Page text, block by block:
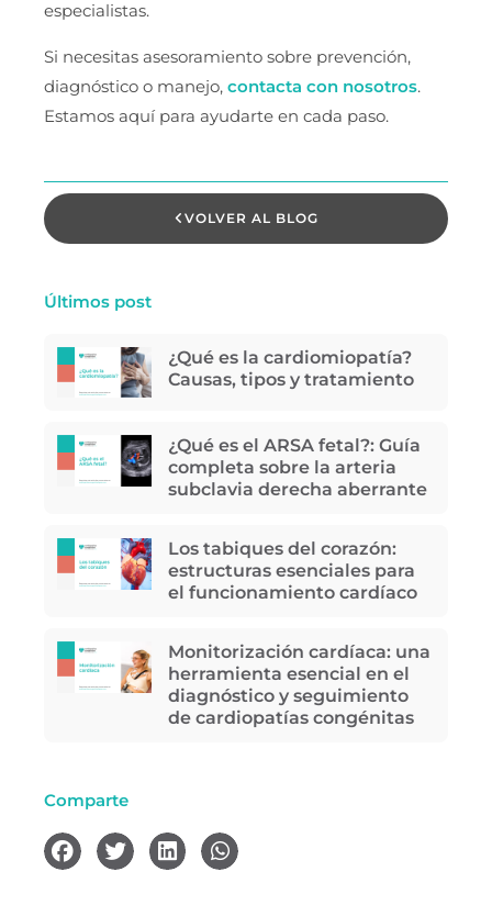
especialistas.
Si necesitas asesoramiento sobre prevención,
diagnóstico o manejo, contacta con nosotros.
Estamos aquí para ayudarte en cada paso.
VOLVER AL BLOG
Últimos post
¿Qué es la cardiomiopatía?
Causas, tipos y tratamiento
¿Qué es el ARSA fetal?: Guía
completa sobre la arteria
subclavia derecha aberrante
Los tabiques del corazón:
estructuras esenciales para
el funcionamiento cardíaco
Monitorización cardíaca: una
herramienta esencial en el
diagnóstico y seguimiento
de cardiopatías congénitas
Comparte